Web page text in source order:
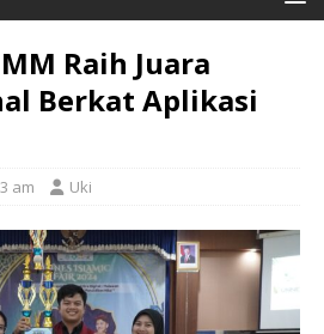
Raih Juara
Berkat Aplikasi
am Uki